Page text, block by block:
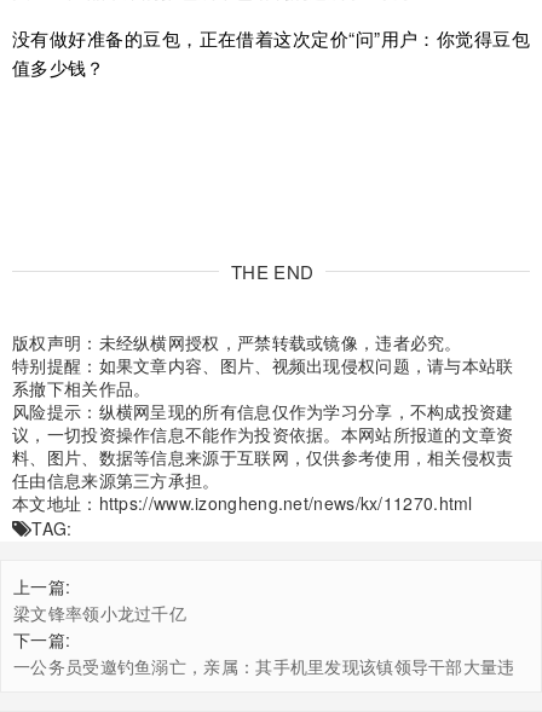
没有做好准备的豆包，正在借着这次定价“问”用户：你觉得豆包
值多少钱？
THE END
版权声明：未经纵横网授权，严禁转载或镜像，违者必究。
特别提醒：如果文章内容、图片、视频出现侵权问题，请与本站联
系撤下相关作品。
风险提示：纵横网呈现的所有信息仅作为学习分享，不构成投资建
议，一切投资操作信息不能作为投资依据。本网站所报道的文章资
料、图片、数据等信息来源于互联网，仅供参考使用，相关侵权责
任由信息来源第三方承担。
本文地址： https://www.izongheng.net/news/kx/11270.html
TAG:
上一篇:
梁文锋率领小龙过千亿
下一篇:
一公务员受邀钓鱼溺亡，亲属：其手机里发现该镇领导干部大量违